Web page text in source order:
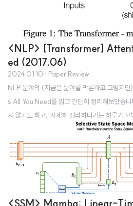
<NLP> [Transformer]
ed (2017.06)
2024.01.10 · Paper Review
NLP 분야의 (지금은 분야를 막론하고 그렇지
s All You Need를 읽고 간단히 정리해보았습
지 않기도 하고.. 자세히 정리하다가는 하루가
적인 개념들 위주로 정리하며 복습해볼 생각입
용이 있다면 댓글 부탁드립니다 🙇‍♂️
n, Google Research, University of
m만으로 구성된 simple network
를 다른 언어로 번역하는 태스크에서 뛰어난 일반
<SSM> Mamba: Linear-